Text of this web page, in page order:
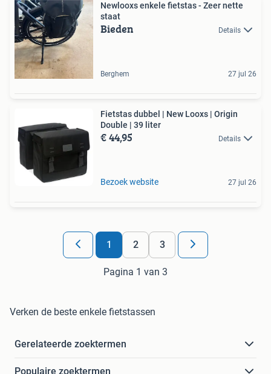
Newlooxs enkele fietstas - Zeer nette
staat
Bieden Details
Berghem 27 jul 26
Fietstas dubbel | New Looxs | Origin
Double | 39 liter
€ 44,95 Details
Bezoek website 27 jul 26
1 2 3
Pagina 1 van 3
Verken de beste enkele fietstassen
Gerelateerde zoektermen
Populaire zoektermen